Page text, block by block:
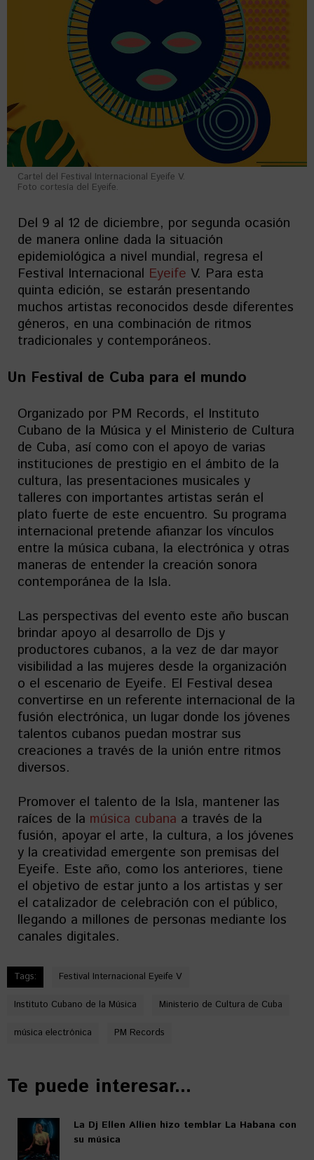
Cartel del Festival Internacional Eyeife V.
Foto cortesía del Eyeife.
Del 9 al 12 de diciembre, por segunda ocasión
de manera online dada la situación
epidemiológica a nivel mundial, regresa el
Festival Internacional Eyeife V. Para esta
quinta edición, se estarán presentando
muchos artistas reconocidos desde diferentes
géneros, en una combinación de ritmos
tradicionales y contemporáneos.
Un Festival de Cuba para el mundo
Organizado por PM Records, el Instituto
Cubano de la Música y el Ministerio de Cultura
de Cuba, así como con el apoyo de varias
instituciones de prestigio en el ámbito de la
cultura, las presentaciones musicales y
talleres con importantes artistas serán el
plato fuerte de este encuentro. Su programa
internacional pretende afianzar los vínculos
entre la música cubana, la electrónica y otras
maneras de entender la creación sonora
contemporánea de la Isla.
Las perspectivas del evento este año buscan
brindar apoyo al desarrollo de Djs y
productores cubanos, a la vez de dar mayor
visibilidad a las mujeres desde la organización
o el escenario de Eyeife. El Festival desea
convertirse en un referente internacional de la
fusión electrónica, un lugar donde los jóvenes
talentos cubanos puedan mostrar sus
creaciones a través de la unión entre ritmos
diversos.
Promover el talento de la Isla, mantener las
raíces de la música cubana a través de la
fusión, apoyar el arte, la cultura, a los jóvenes
y la creatividad emergente son premisas del
Eyeife. Este año, como los anteriores, tiene
el objetivo de estar junto a los artistas y ser
el catalizador de celebración con el público,
llegando a millones de personas mediante los
canales digitales.
Tags: Festival Internacional Eyeife V
Instituto Cubano de la Música Ministerio de Cultura de Cuba
música electrónica PM Records
Te puede interesar...
La Dj Ellen Allien hizo temblar La Habana con
su música